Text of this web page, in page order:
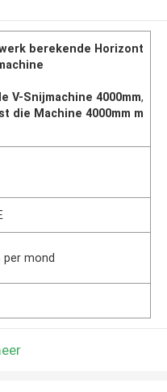
berekende Horizont
V-Snijmachine 4000mm,
die Machine 4000mm m
per mond